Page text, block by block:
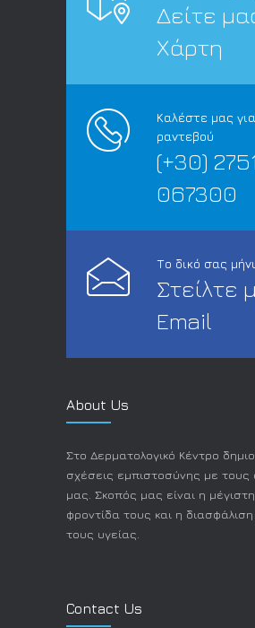
Δείτε
Χάρτη
Καλέστε μας
ραντεβού
(+30) 2751
067300
Το δικό σας
Στείλτε
Email
About Us
Στο Δερματολογικό Κέντρο
σχέσεις εμπιστοσύνης με τους
μας. Σκοπός μας είναι η
φροντίδα τους και η
τους υγείας.
Contact Us